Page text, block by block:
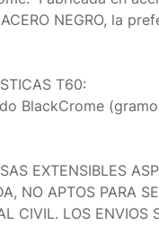
NEGRO, la
T60:
BlackCrome
EXTENSIBLES
NO APTOS PARA
CIVIL. LOS ENVIOS